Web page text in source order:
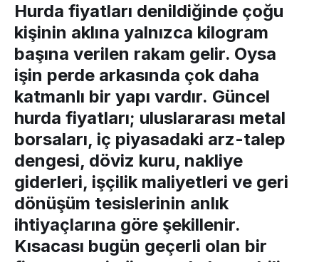
Hurda fiyatları denildiğinde çoğu
kişinin aklına yalnızca kilogram
başına verilen rakam gelir. Oysa
işin perde arkasında çok daha
katmanlı bir yapı vardır. Güncel
hurda fiyatları; uluslararası metal
borsaları, iç piyasadaki arz-talep
dengesi, döviz kuru, nakliye
giderleri, işçilik maliyetleri ve geri
dönüşüm tesislerinin anlık
ihtiyaçlarına göre şekillenir.
Kısacası bugün geçerli olan bir